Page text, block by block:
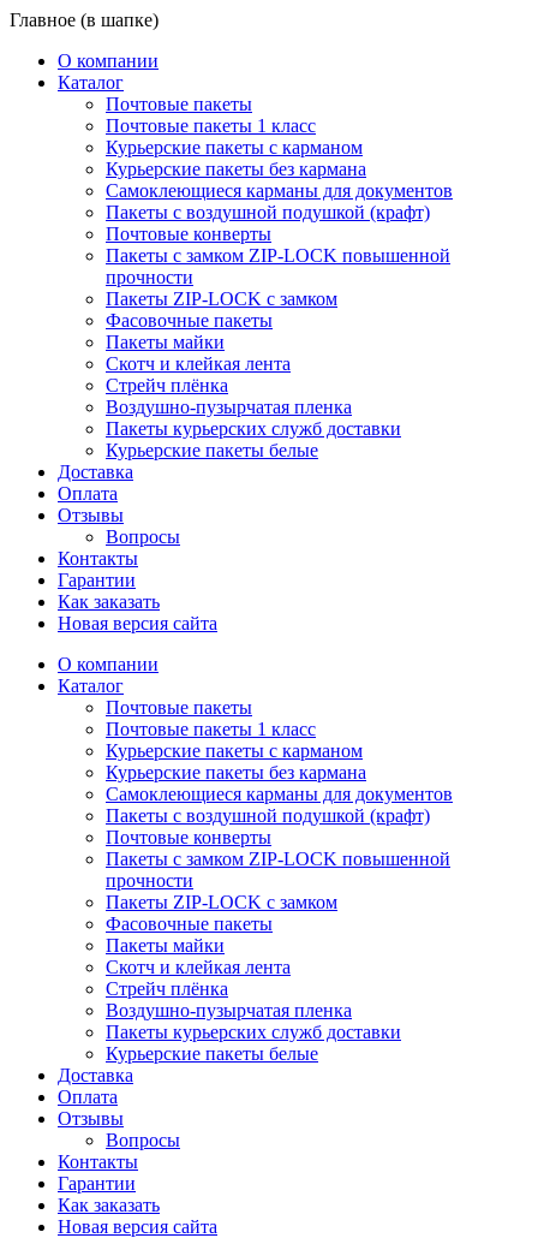
Главное (в шапке)
О компании
Каталог
Почтовые пакеты
Почтовые пакеты 1 класс
Курьерские пакеты с карманом
Курьерские пакеты без кармана
Самоклеющиеся карманы для документов
Пакеты с воздушной подушкой (крафт)
Почтовые конверты
Пакеты с замком ZIP-LOCK повышенной
прочности
Пакеты ZIP-LOCK с замком
Фасовочные пакеты
Пакеты майки
Скотч и клейкая лента
Стрейч плёнка
Воздушно-пузырчатая пленка
Пакеты курьерских служб доставки
Курьерские пакеты белые
Доставка
Оплата
Отзывы
Вопросы
Контакты
Гарантии
Как заказать
Новая версия сайта
О компании
Каталог
Почтовые пакеты
Почтовые пакеты 1 класс
Курьерские пакеты с карманом
Курьерские пакеты без кармана
Самоклеющиеся карманы для документов
Пакеты с воздушной подушкой (крафт)
Почтовые конверты
Пакеты с замком ZIP-LOCK повышенной
прочности
Пакеты ZIP-LOCK с замком
Фасовочные пакеты
Пакеты майки
Скотч и клейкая лента
Стрейч плёнка
Воздушно-пузырчатая пленка
Пакеты курьерских служб доставки
Курьерские пакеты белые
Доставка
Оплата
Отзывы
Вопросы
Контакты
Гарантии
Как заказать
Новая версия сайта